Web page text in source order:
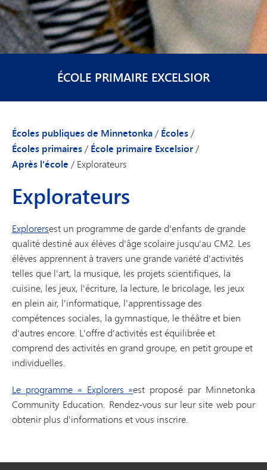
ÉCOLE PRIMAIRE EXCELSIOR
Écoles publiques de Minnetonka/ Écoles/
Écoles primaires/ École primaire Excelsior/
Après l'école / Explorateurs
Explorateurs
Explorersest un programme de garde d'enfants de grande
qualité destiné aux élèves d'âge scolaire jusqu'au CM2. Les
élèves apprennent à travers une grande variété d'activités
telles que l'art, la musique, les projets scientifiques, la
cuisine, les jeux, l'écriture, la lecture, le bricolage, les jeux
en plein air, l'informatique, l'apprentissage des
compétences sociales, la gymnastique, le théâtre et bien
d'autres encore. L'offre d'activités est équilibrée et
comprend des activités en grand groupe, en petit groupe et
individuelles.
Le programme « Explorers »est proposé par Minnetonka
Community Education. Rendez-vous sur leur site web pour
obtenir plus d'informations et vous inscrire.